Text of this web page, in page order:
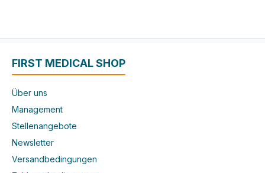
FIRST MEDICAL SHOP
Über uns
Management
Stellenangebote
Newsletter
Versandbedingungen